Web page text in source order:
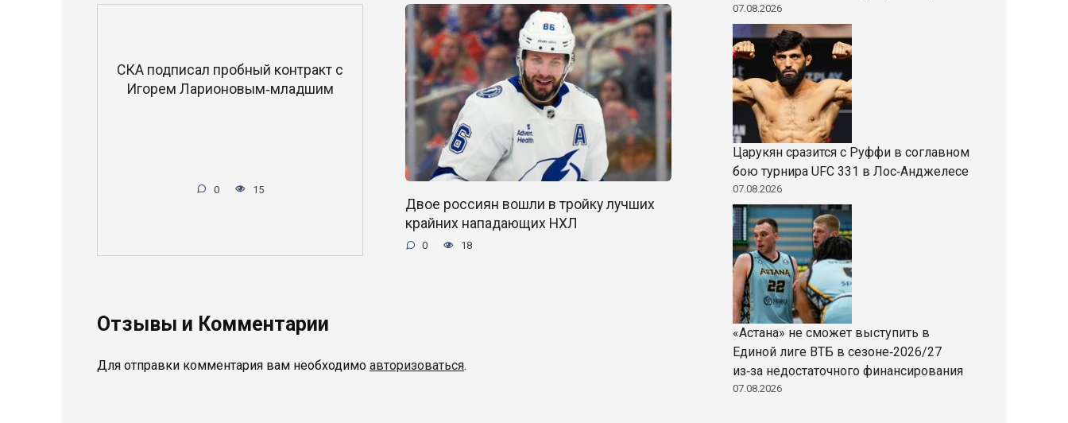
СКА подписал пробный контракт с
Игорем Ларионовым‑младшим
0 15
Двое россиян вошли в тройку лучших
крайних нападающих НХЛ
0 18
Отзывы и Комментарии
Для отправки комментария вам необходимо авторизоваться.
07.08.2026
Царукян сразится с Руффи в соглавном
бою турнира UFC 331 в Лос‑Анджелесе
07.08.2026
«Астана» не сможет выступить в
Единой лиге ВТБ в сезоне‑2026/27
из‑за недостаточного финансирования
07.08.2026